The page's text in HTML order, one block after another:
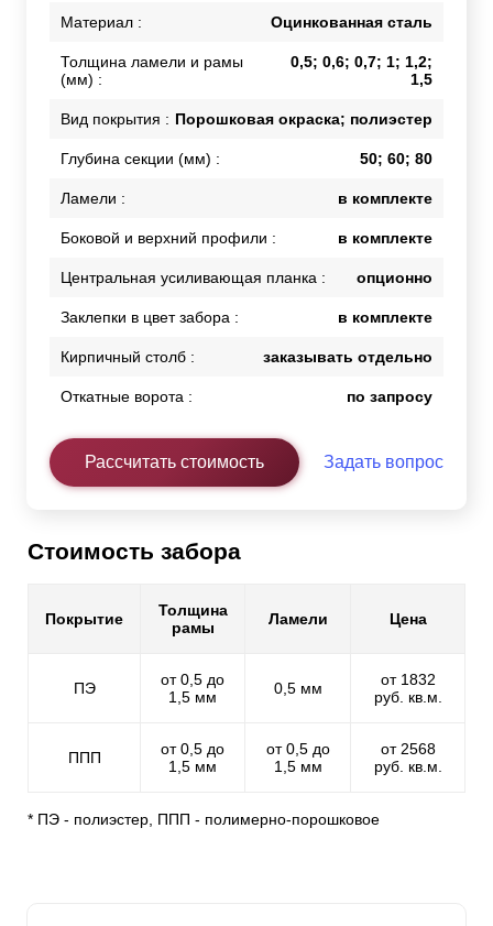
Материал : Оцинкованная сталь
Толщина ламели и рамы
(мм) :
0,5; 0,6; 0,7; 1; 1,2;
1,5
Вид покрытия : Порошковая окраска; полиэстер
Глубина секции (мм) : 50; 60; 80
Ламели : в комплекте
Боковой и верхний профили : в комплекте
Центральная усиливающая планка : опционно
Заклепки в цвет забора : в комплекте
Кирпичный столб : заказывать отдельно
Откатные ворота : по запросу
Рассчитать стоимость Задать вопрос
Стоимость забора
Покрытие
Толщина
рамы
Ламели Цена
ПЭ
от 0,5 до
1,5 мм
0,5 мм
от 1832
руб. кв.м.
ППП
от 0,5 до
1,5 мм
от 0,5 до
1,5 мм
от 2568
руб. кв.м.
* ПЭ - полиэстер, ППП - полимерно-порошковое